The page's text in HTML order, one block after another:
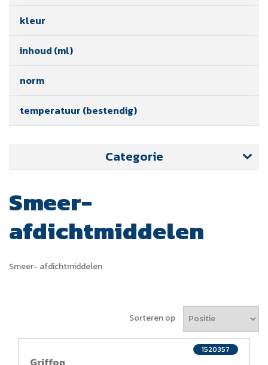
kleur
inhoud (ml)
norm
temperatuur (bestendig)
Categorie
Smeer-
afdichtmiddelen
Smeer- afdichtmiddelen
Sorteren op
Griffon
1520357